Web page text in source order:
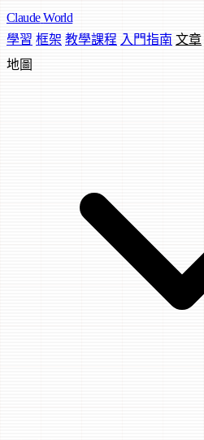
Claude World
學習 框架 教學課程 入門指南 文章
地圖